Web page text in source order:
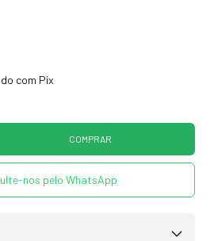
com Pix
nos pelo WhatsApp